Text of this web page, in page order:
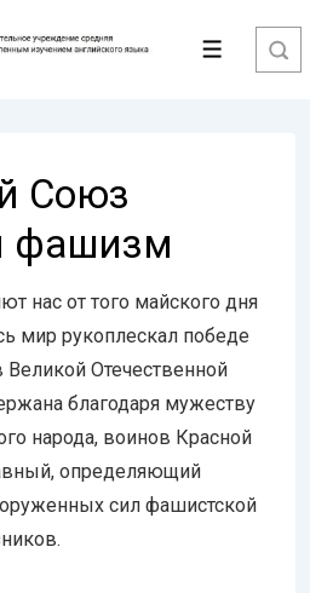
Меню
Союз
фашизм
нас от того майского дня
мир рукоплескал победе
Отечественной
благодаря мужеству
народа, воинов Красной
определяющий
сил фашистской